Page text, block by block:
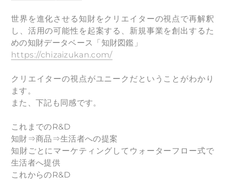
世界を進化させる知財をクリエイターの視点で再解釈
し、活用の可能性を起案する、新規事業を創出するた
めの知財データベース「知財図鑑」
https://chizaizukan.com/
クリエイターの視点がユニークだということがわかり
ます。
また、下記も同感です。
これまでのR&D
知財⇒商品⇒生活者への提案
知財ごとにマーケティングしてウォーターフロー式で
生活者へ提供
これからのR&D